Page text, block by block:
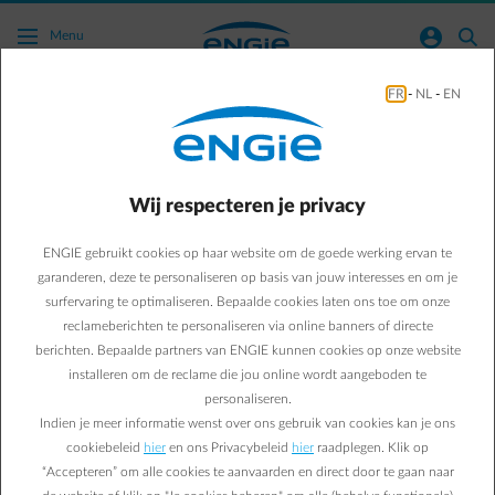
Ga naar de hoofdinhoud
Menu normal-account-circle search
Hoe onderteken ik mijn offerte digitaal?
Nadat u een offerte hebt aangevraagd zal u van ons een e-mail
ontvangen met een link, via dewelke u uw offerte online kunt
u het digitale proces lanceren. U zal vervolgens een nieuwe e-mail
FR - NL - EN
Wij respecteren je privacy
ENGIE gebruikt cookies op haar website om de goede werking ervan te
garanderen, deze te personaliseren op basis van jouw interesses en om je
surfervaring te optimaliseren. Bepaalde cookies laten ons toe om onze
reclameberichten te personaliseren via online banners of directe
berichten. Bepaalde partners van ENGIE kunnen cookies op onze website
installeren om de reclame die jou online wordt aangeboden te
personaliseren.
Indien je meer informatie wenst over ons gebruik van cookies kan je ons
cookiebeleid hier en ons Privacybeleid hier raadplegen. Klik op
“Accepteren” om alle cookies te aanvaarden en direct door te gaan naar